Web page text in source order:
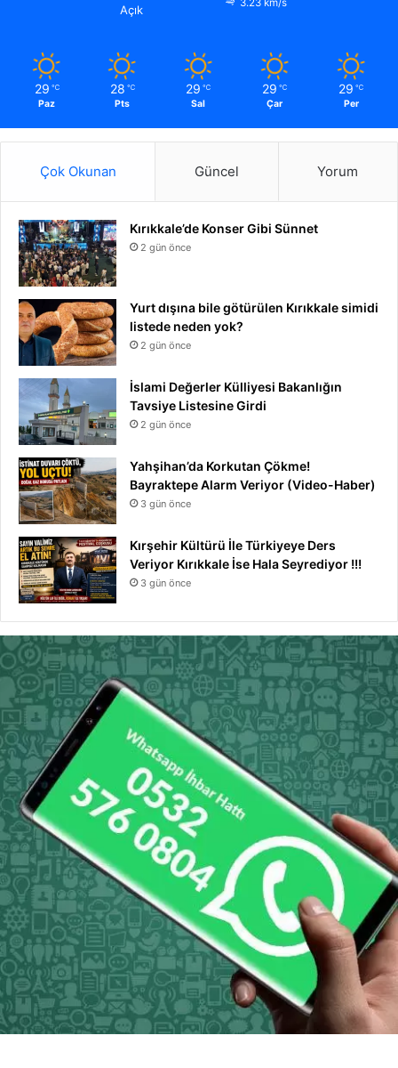
Açık
29 ℃
Paz
28 ℃
Pts
29 ℃
Sal
29 ℃
Çar
29 ℃
Per
Çok Okunan Güncel Yorum
Kırıkkale’de Konser Gibi Sünnet
2 gün önce
Yurt dışına bile götürülen Kırıkkale simidi
listede neden yok?
2 gün önce
İslami Değerler Külliyesi Bakanlığın
Tavsiye Listesine Girdi
2 gün önce
Yahşihan’da Korkutan Çökme!
Bayraktepe Alarm Veriyor (Video-Haber)
3 gün önce
Kırşehir Kültürü İle Türkiyeye Ders
Veriyor Kırıkkale İse Hala Seyrediyor !!!
3 gün önce